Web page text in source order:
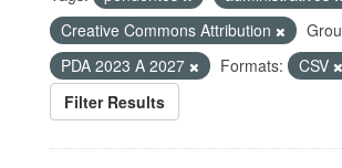
Creative Commons Attribution
PDA 2023 A 2027
Formats: CSV
Filter Results